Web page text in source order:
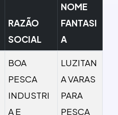
RAZÃO
SOCIAL
NOME
FANTASI
A
BOA
PESCA
INDUSTRI
A E
LUZITAN
A VARAS
PARA
PESCA